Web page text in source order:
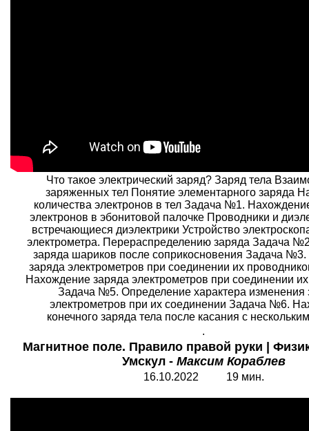
Что такое электрический заряд? Заряд тела
заряженных тел Понятие элементарного заряда
количества электронов в тел Задача №1.
электронов в эбонитовой палочке Проводники и
встречающиеся диэлектрики Устройство
электрометра. Перераспределению заряда Задача
заряда шариков после соприкосновения Задача
заряда электрометров при соединении их
Нахождение заряда электрометров при соединении
Задача №5. Определение характера изменения
электрометров при их соединении Задача №6.
конечного заряда тела после касания с
.
Магнитное поле. Правило правой руки |
Умскул - Максим Кораблев
16.10.2022 19 мин.